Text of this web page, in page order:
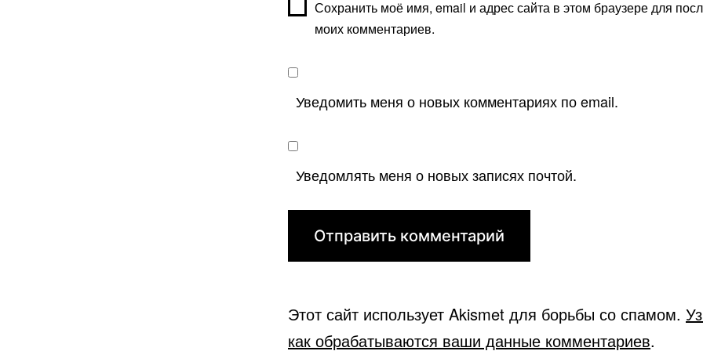
Сохранить моё имя, email и адрес сайта в этом браузере для
моих комментариев.
Уведомить меня о новых комментариях по email.
Уведомлять меня о новых записях почтой.
Этот сайт использует Akismet для борьбы со спамом.
как обрабатываются ваши данные комментариев.